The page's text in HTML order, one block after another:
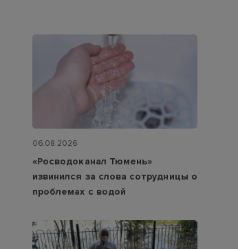
06.08.2026
«Росводоканал Тюмень»
извинился за слова сотрудницы о
проблемах с водой